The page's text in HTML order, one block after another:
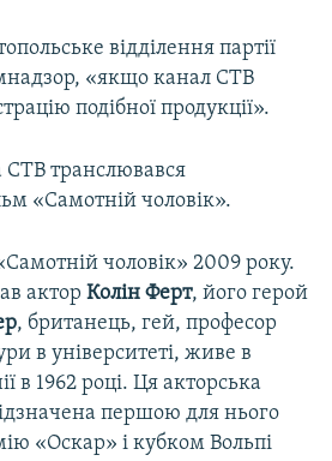
відділення партії
«якщо канал СТВ
подібної продукції».
СТВ транслювався
«Самотній чоловік».
чоловік» 2009 року.
актор Колін Ферт, його герой
, британець, гей, професор
в університеті, живе в
в 1962 році. Ця акторська
першою для нього
«Оскар» і кубком Вольпі